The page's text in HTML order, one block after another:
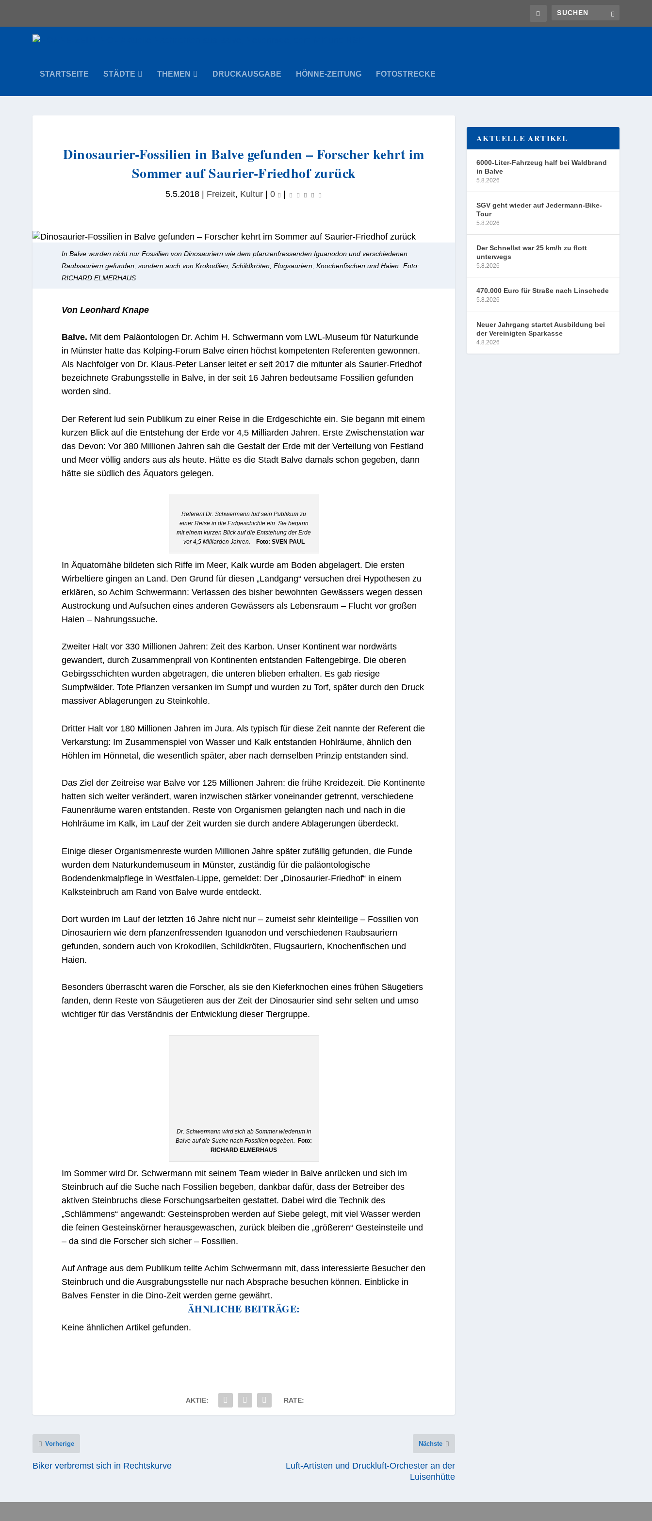
STARTSEITE STÄDTE THEMEN DRUCKAUSGABE HÖNNE-ZEITUNG FOTOSTRECKE
Dinosaurier-Fossilien in Balve gefunden – Forscher kehrt im
Sommer auf Saurier-Friedhof zurück
5.5.2018 Freizeit, Kultur |0
In Balve wurden nicht nur Fossilien von Dinosauriern wie dem pfanzenfressenden Iguanodon und verschiedenen
Raubsauriern gefunden, sondern auch von Krokodilen, Schildkröten, Flugsauriern, Knochenfischen und Haien. Foto:
RICHARD ELMERHAUS
Von Leonhard Knape
Balve. Mit dem Paläontologen Dr. Achim H. Schwermann vom LWL-Museum für Naturkunde
in Münster hatte das Kolping-Forum Balve einen höchst kompetenten Referenten gewonnen.
Als Nachfolger von Dr. Klaus-Peter Lanser leitet er seit 2017 die mitunter als Saurier-Friedhof
bezeichnete Grabungsstelle in Balve, in der seit 16 Jahren bedeutsame Fossilien gefunden
worden sind.
Der Referent lud sein Publikum zu einer Reise in die Erdgeschichte ein. Sie begann mit einem
kurzen Blick auf die Entstehung der Erde vor 4,5 Milliarden Jahren. Erste Zwischenstation war
das Devon: Vor 380 Millionen Jahren sah die Gestalt der Erde mit der Verteilung von Festland
und Meer völlig anders aus als heute. Hätte es die Stadt Balve damals schon gegeben, dann
hätte sie südlich des Äquators gelegen.
Referent Dr. Schwermann lud sein Publikum zu
einer Reise in die Erdgeschichte ein. Sie begann
mit einem kurzen Blick auf die Entstehung der Erde
vor 4,5 Milliarden Jahren.
Foto: SVEN PAUL
In Äquatornähe bildeten sich Riffe im Meer, Kalk wurde am Boden abgelagert. Die ersten
Wirbeltiere gingen an Land. Den Grund für diesen „Landgang“ versuchen drei Hypothesen zu
erklären, so Achim Schwermann: Verlassen des bisher bewohnten Gewässers wegen dessen
Austrockung und Aufsuchen eines anderen Gewässers als Lebensraum – Flucht vor großen
Haien – Nahrungssuche.
Zweiter Halt vor 330 Millionen Jahren: Zeit des Karbon. Unser Kontinent war nordwärts
gewandert, durch Zusammenprall von Kontinenten entstanden Faltengebirge. Die oberen
Gebirgsschichten wurden abgetragen, die unteren blieben erhalten. Es gab riesige
Sumpfwälder. Tote Pflanzen versanken im Sumpf und wurden zu Torf, später durch den Druck
massiver Ablagerungen zu Steinkohle.
Dritter Halt vor 180 Millionen Jahren im Jura. Als typisch für diese Zeit nannte der Referent die
Verkarstung: Im Zusammenspiel von Wasser und Kalk entstanden Hohlräume, ähnlich den
Höhlen im Hönnetal, die wesentlich später, aber nach demselben Prinzip entstanden sind.
Das Ziel der Zeitreise war Balve vor 125 Millionen Jahren: die frühe Kreidezeit. Die Kontinente
hatten sich weiter verändert, waren inzwischen stärker voneinander getrennt, verschiedene
Faunenräume waren entstanden. Reste von Organismen gelangten nach und nach in die
Hohlräume im Kalk, im Lauf der Zeit wurden sie durch andere Ablagerungen überdeckt.
Einige dieser Organismenreste wurden Millionen Jahre später zufällig gefunden, die Funde
wurden dem Naturkundemuseum in Münster, zuständig für die paläontologische
Bodendenkmalpflege in Westfalen-Lippe, gemeldet: Der „Dinosaurier-Friedhof“ in einem
Kalksteinbruch am Rand von Balve wurde entdeckt.
Dort wurden im Lauf der letzten 16 Jahre nicht nur – zumeist sehr kleinteilige – Fossilien von
Dinosauriern wie dem pfanzenfressenden Iguanodon und verschiedenen Raubsauriern
gefunden, sondern auch von Krokodilen, Schildkröten, Flugsauriern, Knochenfischen und
Haien.
Besonders überrascht waren die Forscher, als sie den Kieferknochen eines frühen Säugetiers
fanden, denn Reste von Säugetieren aus der Zeit der Dinosaurier sind sehr selten und umso
wichtiger für das Verständnis der Entwicklung dieser Tiergruppe.
Dr. Schwermann wird sich ab Sommer wiederum in
Balve auf die Suche nach Fossilien begeben.
Foto:
RICHARD ELMERHAUS
Im Sommer wird Dr. Schwermann mit seinem Team wieder in Balve anrücken und sich im
Steinbruch auf die Suche nach Fossilien begeben, dankbar dafür, dass der Betreiber des
aktiven Steinbruchs diese Forschungsarbeiten gestattet. Dabei wird die Technik des
„Schlämmens“ angewandt: Gesteinsproben werden auf Siebe gelegt, mit viel Wasser werden
die feinen Gesteinskörner herausgewaschen, zurück bleiben die „größeren“ Gesteinsteile und
– da sind die Forscher sich sicher – Fossilien.
Auf Anfrage aus dem Publikum teilte Achim Schwermann mit, dass interessierte Besucher den
Steinbruch und die Ausgrabungsstelle nur nach Absprache besuchen können. Einblicke in
Balves Fenster in die Dino-Zeit werden gerne gewährt.
ÄHNLICHE BEITRÄGE:
Keine ähnlichen Artikel gefunden.
AKTIE: RATE:
Vorherige
Biker verbremst sich in Rechtskurve
Nächste
Luft-Artisten und Druckluft-Orchester an der
Luisenhütte
AKTUELLE ARTIKEL
6000-Liter-Fahrzeug half bei Waldbrand
in Balve
5.8.2026
SGV geht wieder auf Jedermann-Bike-
Tour
5.8.2026
Der Schnellst war 25 km/h zu flott
unterwegs
5.8.2026
470.000 Euro für Straße nach Linschede
5.8.2026
Neuer Jahrgang startet Ausbildung bei
der Vereinigten Sparkasse
4.8.2026